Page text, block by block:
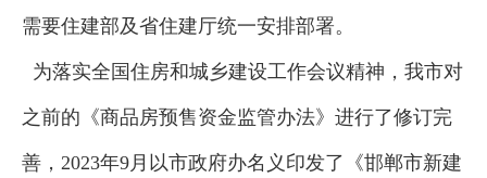
需要住建部及省住建厅统一安排部署。
为落实全国住房和城乡建设工作会议精神，我市对
之前的《商品房预售资金监管办法》进行了修订完
善，2023年9月以市政府办名义印发了《邯郸市新建